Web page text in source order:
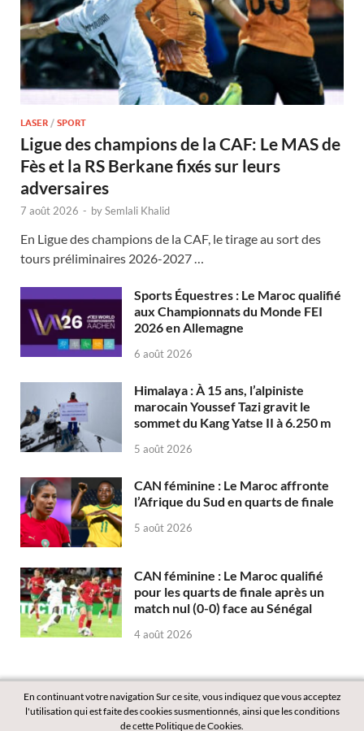
LASER / SPORT
Ligue des champions de la CAF: Le MAS de
Fès et la RS Berkane fixés sur leurs
adversaires
7 août 2026 - bySemlali Khalid
En Ligue des champions de la CAF, le tirage au sort des
tours préliminaires 2026-2027 …
Sports Équestres : Le Maroc qualifié
aux Championnats du Monde FEI
2026 en Allemagne
6 août 2026
Himalaya : À 15 ans, l’alpiniste
marocain Youssef Tazi gravit le
sommet du Kang Yatse II à 6.250 m
5 août 2026
CAN féminine : Le Maroc affronte
l’Afrique du Sud en quarts de finale
5 août 2026
CAN féminine : Le Maroc qualifié
pour les quarts de finale après un
match nul (0-0) face au Sénégal
4 août 2026
En continuant votre navigation Sur ce site, vous indiquez que vous acceptez
l'utilisation qui est faite des cookies susmentionnés, ainsi que les conditions
de cette Politique de Cookies.